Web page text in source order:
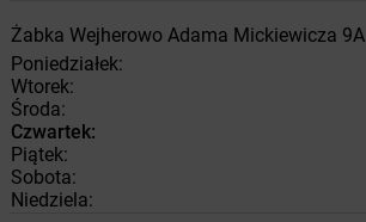
Żabka Wejherowo Adama Mickiewicza 9A
Poniedziałek:
Wtorek:
Środa:
Czwartek:
Piątek:
Sobota:
Niedziela: